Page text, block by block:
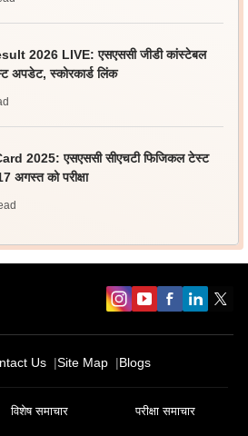
2026 LIVE: एसएससी जीडी कांस्टेबल
अपडेट, स्कोरकार्ड लिंक
2025: एसएससी सीएचटी फिजिकल टेस्ट
अगस्त को परीक्षा
Us Site Map Blogs
विशेष समाचार परीक्षा समाचार